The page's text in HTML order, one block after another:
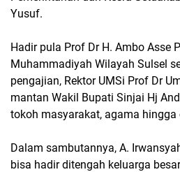
Yusuf.
Hadir pula Prof Dr H. Ambo Asse
Muhammadiyah Wilayah Sulsel
pengajian, Rektor UMSi Prof Dr
mantan Wakil Bupati Sinjai Hj
tokoh masyarakat, agama
Dalam sambutannya, A.
bisa hadir ditengah keluarga